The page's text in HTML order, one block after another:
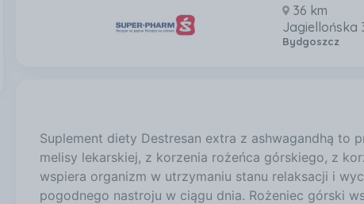
36 km
Jagiellońska
Bydgoszcz
Suplement diety Destresan extra z ashwagandhą
melisy lekarskiej, z korzenia rożeńca górskiego, z
wspiera organizm w utrzymaniu stanu relaksacji i
pogodnego nastroju w ciągu dnia. Rożeniec górski